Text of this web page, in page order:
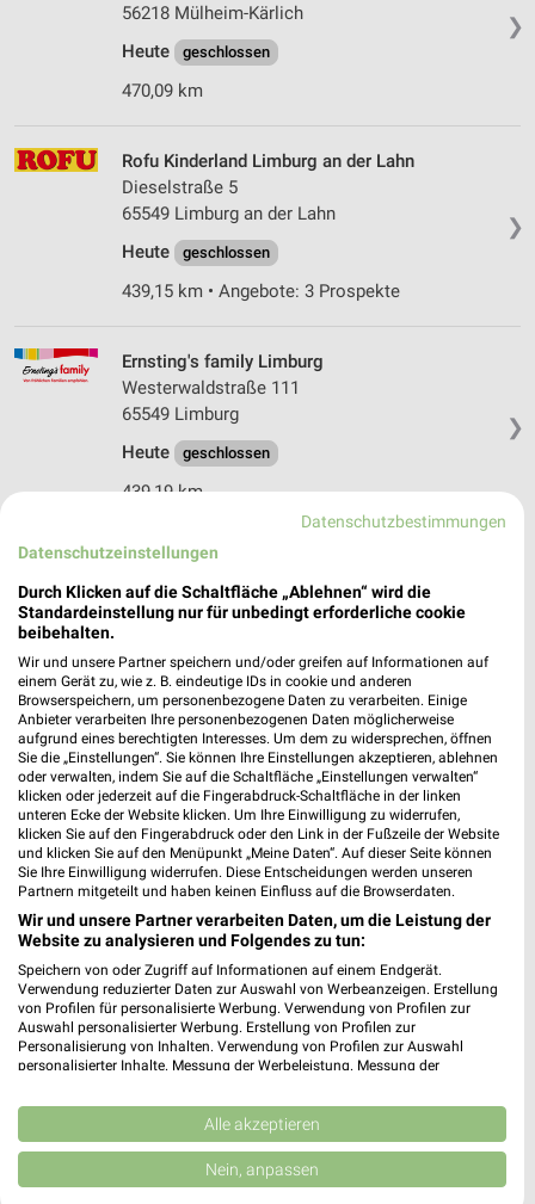
❯
56218 Mülheim-Kärlich
Heute
geschlossen
470,09 km
❯
Rofu Kinderland Limburg an der Lahn
Dieselstraße 5
65549 Limburg an der Lahn
Heute
geschlossen
439,15 km • Angebote: 3 Prospekte
❯
Ernsting's family Limburg
Westerwaldstraße 111
65549 Limburg
Heute
geschlossen
439,19 km
Ernsting's family Limburg
Neumarkt 7
65549 Limburg
Heute
geschlossen
439,46 km
Ernsting's family Neuwied
Heddesdorfer Straße 11
56564 Neuwied
Heute geschlossen
472,31 km
Ernsting's family Hachenburg
Saynstraße 37
57627 Hachenburg
Heute geschlossen
Ernsting's family Neuwied
Mittelstraße 16
Datenschutzbestimmungen
Datenschutzeinstellungen
Durch Klicken auf die Schaltfläche „Ablehnen“ wird die
Standardeinstellung nur für unbedingt erforderliche cookie
beibehalten.
Wir und unsere Partner speichern und/oder greifen auf Informationen auf
einem Gerät zu, wie z. B. eindeutige IDs in cookie und anderen
Browserspeichern, um personenbezogene Daten zu verarbeiten. Einige
Anbieter verarbeiten Ihre personenbezogenen Daten möglicherweise
aufgrund eines berechtigten Interesses. Um dem zu widersprechen, öffnen
Sie die „Einstellungen“. Sie können Ihre Einstellungen akzeptieren, ablehnen
oder verwalten, indem Sie auf die Schaltfläche „Einstellungen verwalten“
klicken oder jederzeit auf die Fingerabdruck-Schaltfläche in der linken
unteren Ecke der Website klicken. Um Ihre Einwilligung zu widerrufen,
klicken Sie auf den Fingerabdruck oder den Link in der Fußzeile der Website
und klicken Sie auf den Menüpunkt „Meine Daten“. Auf dieser Seite können
Sie Ihre Einwilligung widerrufen. Diese Entscheidungen werden unseren
Partnern mitgeteilt und haben keinen Einfluss auf die Browserdaten.
Wir und unsere Partner verarbeiten Daten, um die Leistung der
Website zu analysieren und Folgendes zu tun:
Speichern von oder Zugriff auf Informationen auf einem Endgerät.
Verwendung reduzierter Daten zur Auswahl von Werbeanzeigen. Erstellung
von Profilen für personalisierte Werbung. Verwendung von Profilen zur
Auswahl personalisierter Werbung. Erstellung von Profilen zur
Personalisierung von Inhalten. Verwendung von Profilen zur Auswahl
personalisierter Inhalte. Messung der Werbeleistung. Messung der
Kombinationen von Daten aus verschiedenen Quellen. Entwicklung und
Verbesserung der Angebote. Verwendung reduzierter Daten zur Auswahl
von Inhalten.
Daten können außerhalb der Europäischen Union weitergegeben und in die
Alle akzeptieren
Nein, anpassen